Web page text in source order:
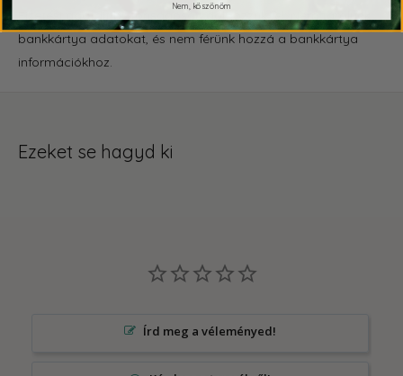
Fizetési adatait biztonságosan dolgozzuk fel. Nem tárolunk
bankkártya adatokat, és nem férünk hozzá a bankkártya
információkhoz.
Ezeket se hagyd ki
Írd meg a véleményed!
Nem, köszönöm